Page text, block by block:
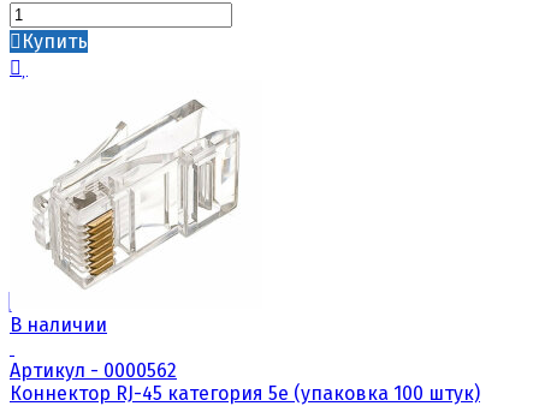
Купить
В наличии
Артикул - 0000562
Коннектор RJ-45 категория 5е (упаковка 100 штук)